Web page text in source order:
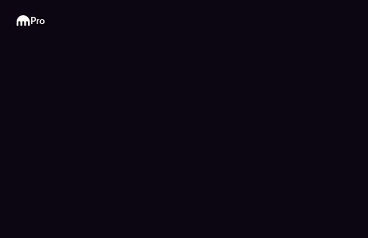
Kraken
Pro